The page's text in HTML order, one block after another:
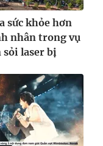
sức khỏe hơn
nhân trong vụ
sỏi laser bị